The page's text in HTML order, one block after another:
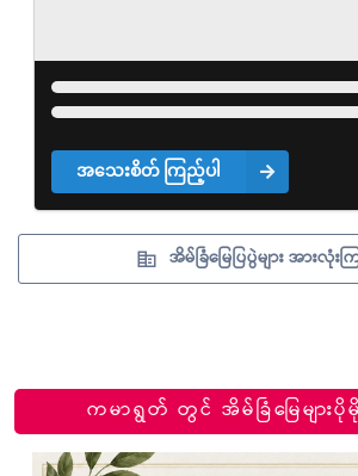
အသေးစိတ် ကြည့်ပါ
အိမ်ခြံမြေပြပွဲများ အားလုံး
ကမာရွတ် တွင် အိမ်ခြံမြေများပို